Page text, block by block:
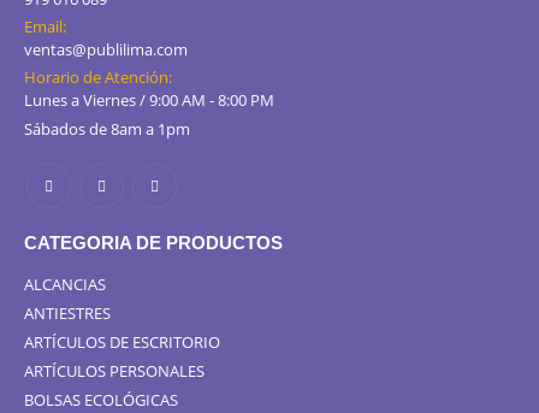
Email:
ventas@publilima.com
Horario de Atención:
Lunes a Viernes / 9:00 AM - 8:00 PM
Sábados de 8am a 1pm
CATEGORIA DE PRODUCTOS
ALCANCIAS
ANTIESTRES
ARTÍCULOS DE ESCRITORIO
ARTÍCULOS PERSONALES
BOLSAS ECOLÓGICAS